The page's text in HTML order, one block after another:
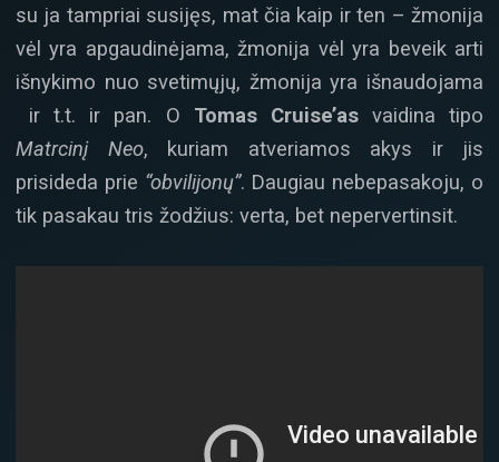
su ja tampriai susijęs, mat čia kaip ir ten – žmonija
vėl yra apgaudinėjama, žmonija vėl yra beveik arti
išnykimo nuo svetimųjų, žmonija yra išnaudojama
ir t.t. ir pan. O Tomas Cruise’asvaidina tipo
Matrcinį Neo, kuriam atveriamos akys ir jis
prisideda prie “obvilijonų”. Daugiau nebepasakoju, o
tik pasakau tris žodžius: verta, bet nepervertinsit.